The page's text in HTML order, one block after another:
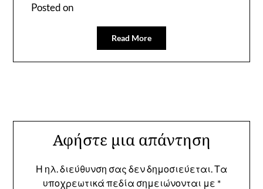
Posted on
Read More
Αφήστε μια απάντηση
Η ηλ. διεύθυνση σας δεν δημοσιεύεται. Τα
υποχρεωτικά πεδία σημειώνονται με *